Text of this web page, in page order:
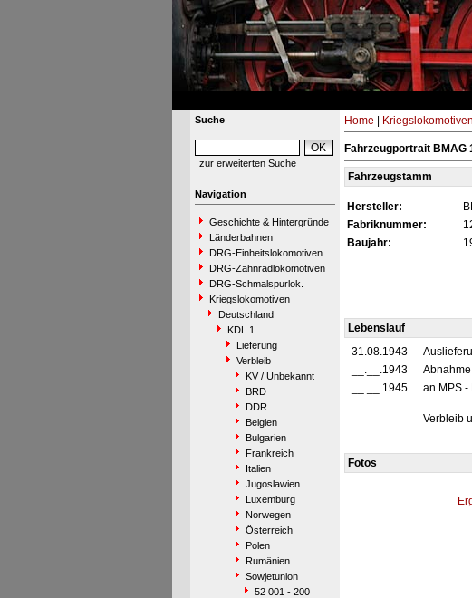
Suche
zur erweiterten Suche
Navigation
Geschichte & Hintergründe
Länderbahnen
DRG-Einheitslokomotiven
DRG-Zahnradlokomotiven
DRG-Schmalspurlok.
Kriegslokomotiven
Deutschland
KDL 1
Lieferung
Verbleib
KV / Unbekannt
BRD
DDR
Belgien
Bulgarien
Frankreich
Italien
Jugoslawien
Luxemburg
Norwegen
Österreich
Polen
Rumänien
Sowjetunion
52 001 - 200
Home Kriegslokomotiven
Fahrzeugportrait BMAG
Fahrzeugstamm
Hersteller:
Fabriknummer:
Baujahr:
Lebenslauf
31.08.1943
__.__.1943
Abnahme
__.__.1945
an MPS -
Verbleib
Fotos